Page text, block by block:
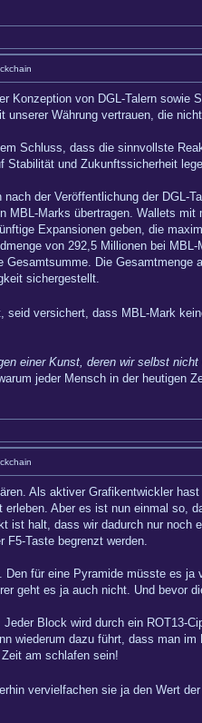
Konzeption von DGL-Talern
unserer Währung vertrauen, die
Schluss, dass die sinnvollste
Stabilität und Zukunftssicherheit
der Veröffentlichung der DGL-
MBL-Marks übertragen. Wallets
Expansionen geben, die
von 292,5 Millionen bei
Gesamtsumme. Die
sichergestellt.
seid versichert, dass MBL-Mark
einer Kunst, deren wir selbst nicht
jeder Mensch in der heutigen
Als aktiver Grafikentwickler
erleben. Aber es ist nun einmal
ist halt, dass wir dadurch nur
F5-Taste begrenzt werden.
für eine Pyramide müsste es
geht es ja auch nicht. Und bevor
Block wird durch ein ROT13-
wiederum dazu führt, dass man
am schlafen sein!
vervielfachen sie ja den Wert